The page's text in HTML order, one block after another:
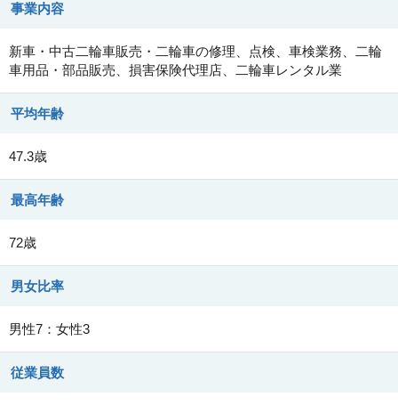
事業内容
新車・中古二輪車販売・二輪車の修理、点検、車検業務、二輪
車用品・部品販売、損害保険代理店、二輪車レンタル業
平均年齢
47.3歳
最高年齢
72歳
男女比率
男性7：女性3
従業員数